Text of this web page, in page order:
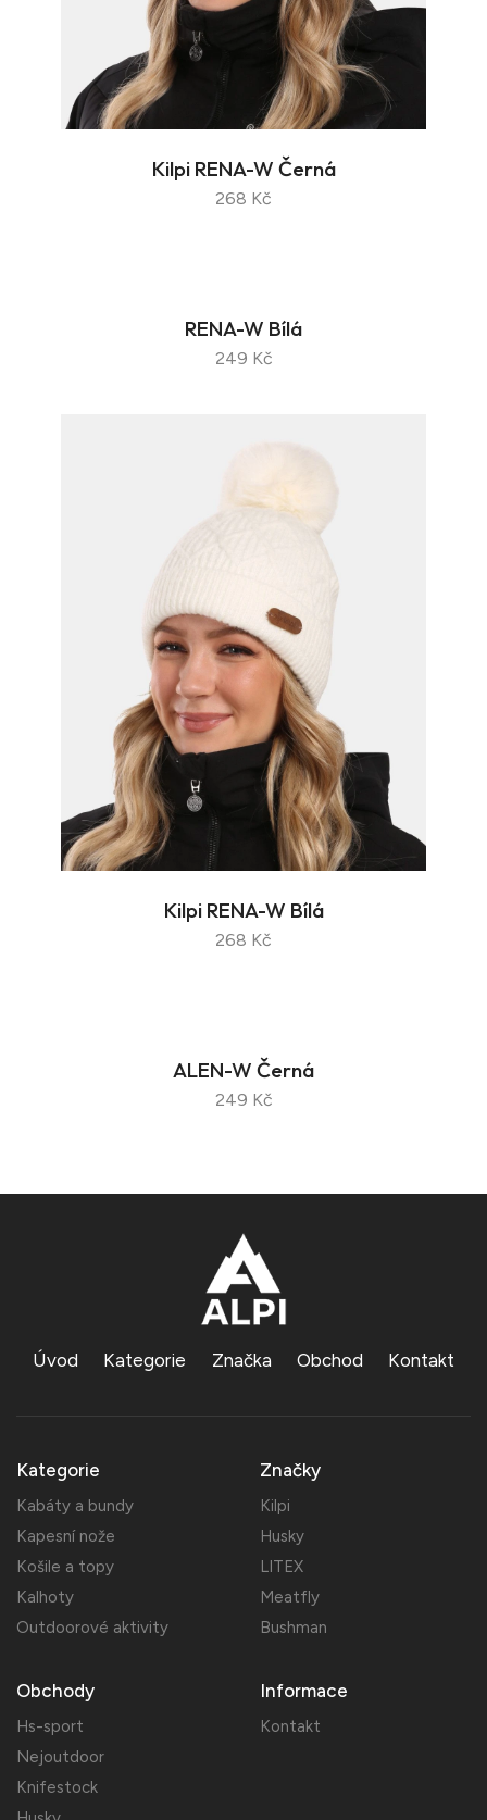
Kilpi RENA-W Černá
268 Kč
RENA-W Bílá
249 Kč
Kilpi RENA-W Bílá
268 Kč
ALEN-W Černá
249 Kč
Úvod Kategorie Značka Obchod Kontakt
Kategorie
Kabáty a bundy
Kapesní nože
Košile a topy
Kalhoty
Outdoorové aktivity
Značky
Kilpi
Husky
LITEX
Meatfly
Bushman
Obchody
Hs-sport
Nejoutdoor
Knifestock
Informace
Kontakt